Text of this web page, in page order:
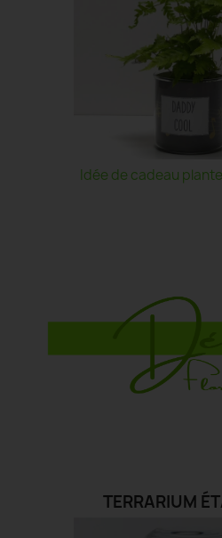
Idée de cadeau
TERRARIUM